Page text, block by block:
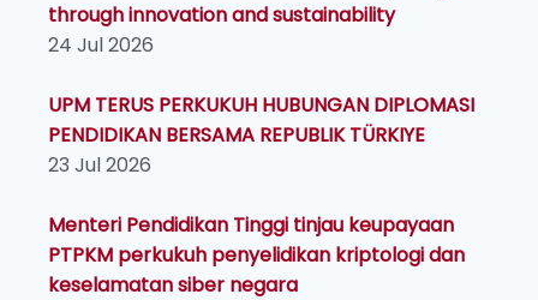
through innovation and sustainability
24 Jul 2026
UPM TERUS PERKUKUH HUBUNGAN DIPLOMASI
PENDIDIKAN BERSAMA REPUBLIK TÜRKIYE
23 Jul 2026
Menteri Pendidikan Tinggi tinjau keupayaan
PTPKM perkukuh penyelidikan kriptologi dan
keselamatan siber negara